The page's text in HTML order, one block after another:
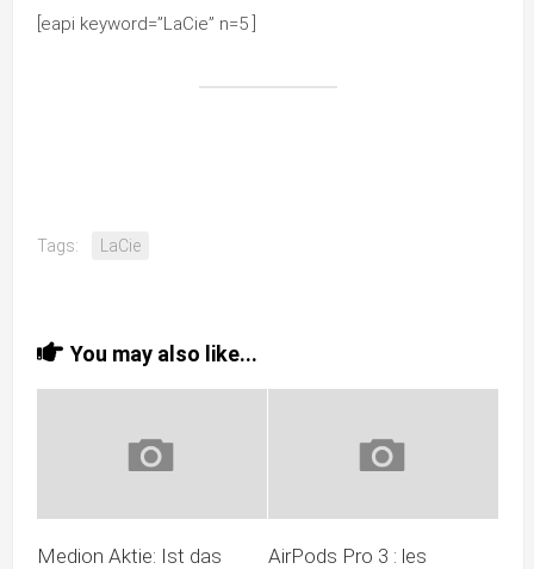
[eapi keyword=”LaCie” n=5 ]
Tags: LaCie
You may also like...
Medion Aktie: Ist das
AirPods Pro 3 : les